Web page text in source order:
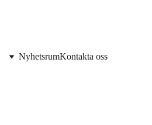
NyhetsrumKontakta oss